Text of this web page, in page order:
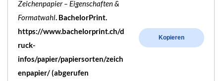
Zeichenpapier – Eigenschaften &
Formatwahl. BachelorPrint.
https://www.bachelorprint.ch/d
ruck-
infos/papier/papiersorten/zeich
enpapier/ (abgerufen
Kopieren